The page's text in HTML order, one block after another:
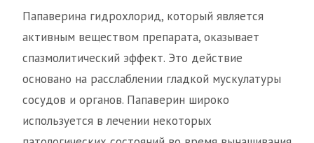
Папаверина гидрохлорид, который является
активным веществом препарата, оказывает
спазмолитический эффект. Это действие
основано на расслаблении гладкой мускулатуры
сосудов и органов. Папаверин широко
используется в лечении некоторых